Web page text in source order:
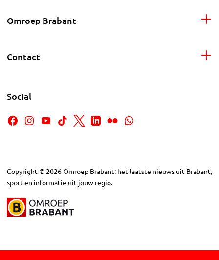
Omroep Brabant
Contact
Social
Copyright © 2026Omroep Brabant: het laatste nieuws uit Brabant,
sport en informatie uit jouw regio.